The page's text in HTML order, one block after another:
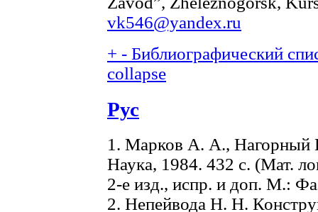
vk546@yandex.ru
+ - Библиографический
collapse
Рус
1. Марков А. А.,
Наука, 1984. 432 с. (Мат.
2-е изд., испр. и доп. М.:
2. Непейвода Н. Н.